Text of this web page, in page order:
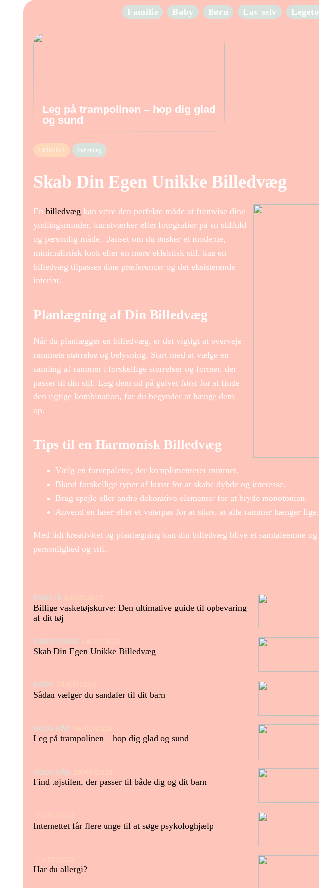
Familie Baby Børn Lav selv
Leg på trampolinen – hop dig glad
og sund
14/10/2024 Indretning
Skab Din Egen Unikke Billedvæg
En billedvæg kan være den perfekte måde at fremvise dine
yndlingsminder, kunstværker eller fotografier på en stilfuld
og personlig måde. Uanset om du ønsker et moderne,
minimalistisk look eller en mere eklektisk stil, kan en
billedvæg tilpasses dine præferencer og det eksisterende
interiør.
Planlægning af Din Billedvæg
Når du planlægger en billedvæg, er det vigtigt at overveje
rummets størrelse og belysning. Start med at vælge en
samling af rammer i forskellige størrelser og former, der
passer til din stil. Læg dem ud på gulvet først for at finde
den rigtige kombination, før du begynder at hænge dem
op.
Tips til en Harmonisk Billedvæg
Vælg en farvepalette, der komplimenterer rummet.
Bland forskellige typer af kunst for at skabe dybde og interesse.
Brug spejle eller andre dekorative elementer for at bryde monotonien.
Anvend en laser eller et vaterpas for at sikre, at alle rammer hænger lige.
Med lidt kreativitet og planlægning kan din billedvæg blive et samtaleemne
personlighed og stil.
FAMILIE
Billige vasketøjskurve: Den ultimative guide til opbevaring
af dit tøj
INDRETNING
Skab Din Egen Unikke Billedvæg
BØRN
Sådan vælger du sandaler til dit barn
GODE RÅD
Leg på trampolinen – hop dig glad og sund
GODE RÅD
Find tøjstilen, der passer til både dig og dit barn
Internettet får flere unge til at søge psykologhjælp
Har du allergi?